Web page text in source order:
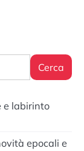
Cerca
e labirinto
epocali e